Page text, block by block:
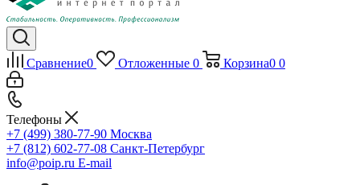
Сравнение0 Отложенные 0 Корзина0 0
Телефоны
+7 (499) 380-77-90 Москва
+7 (812) 602-77-08 Санкт-Петербург
info@poip.ru E-mail